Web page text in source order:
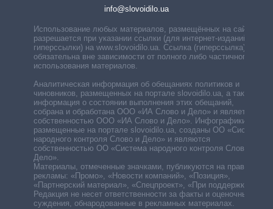
info@slovoidilo.ua
Использование любых материалов, размещённых на сайте,
разрешается при указании ссылки (для интернет-изданий —
гиперссылки) на www.slovoidilo.ua. Ссылка (гиперссылка)
обязательна вне зависимости от полного либо частичного
использования материалов.
Аналитическая информация об обещаниях политиков и
чиновников, размещенных на портале slovoidilo.ua, а также
информация о состоянии выполнения этих обещаний,
собрана и обработана ООО «ИА Слово и Дело» и является
собственностью ООО «ИА Слово и Дело». Инфографики,
размещенные на портале slovoidilo.ua, созданы ОО «Система
народного контроля Слово и Дело» и являются
собственностью ОО «Система народного контроля Слово и
Дело».
Материалы, отмеченные значками, публикуются на правах
рекламы: «Промо», «Новости компаний», «Позиция»,
«Партнерский материал», «Спецпроект», «При поддержке».
Редакция не несет ответственности за факты и оценочные
суждения, обнародованные в рекламных материалах.